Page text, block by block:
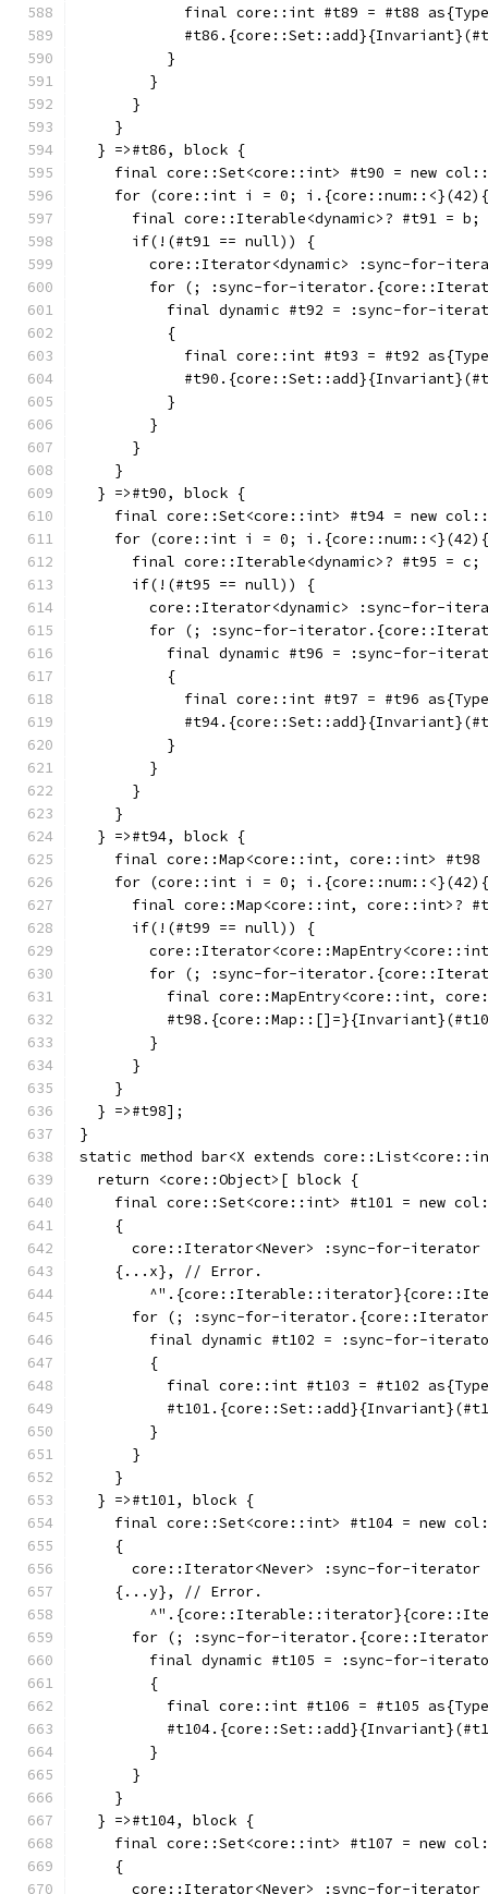
final core::int #t89 = #t88
          }
        }
      }
    }
  } =>#t86, block {
final core::Set<core::int> #t90 = new
for (core::int i = 0;
      final core::Iterable<dynamic>? #t91 = b;
      if(!(#t91 == null)) {
core::Iterator<dynamic> :sync-for-
for (; :sync-for-
final dynamic #t92 = :sync-for-
          {
final core::int #t93 = #t92
          }
        }
      }
    }
  } =>#t90, block {
final core::Set<core::int> #t94 = new
for (core::int i = 0;
      final core::Iterable<dynamic>? #t95 = c;
      if(!(#t95 == null)) {
core::Iterator<dynamic> :sync-for-
for (; :sync-for-
final dynamic #t96 = :sync-for-
          {
final core::int #t97 = #t96
          }
        }
      }
    }
  } =>#t94, block {
final core::Map<core::int, core::int>
for (core::int i = 0;
final core::Map<core::int, core::int>?
      if(!(#t99 == null)) {
for (; :sync-for-
final core::MapEntry<core::int,
        }
      }
    }
  } =>#t98];
}
static method bar<X extends
  return <core::Object>[ block {
final core::Set<core::int> #t101 = new
    {
core::Iterator<Never> :sync-for-
    {...x}, // Error.
for (; :sync-for-
final dynamic #t102 = :sync-for-
        {
final core::int #t103 = #t102
        }
      }
    }
  } =>#t101, block {
final core::Set<core::int> #t104 = new
    {
core::Iterator<Never> :sync-for-
    {...y}, // Error.
for (; :sync-for-
final dynamic #t105 = :sync-for-
        {
final core::int #t106 = #t105
        }
      }
    }
  } =>#t104, block {
final core::Set<core::int> #t107 = new
    {
core::Iterator<Never> :sync-for-